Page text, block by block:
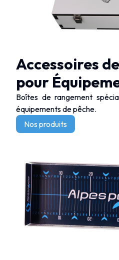
Accessoires
pour
Boîtes de rangement
équipements de pêche.
Nos produits